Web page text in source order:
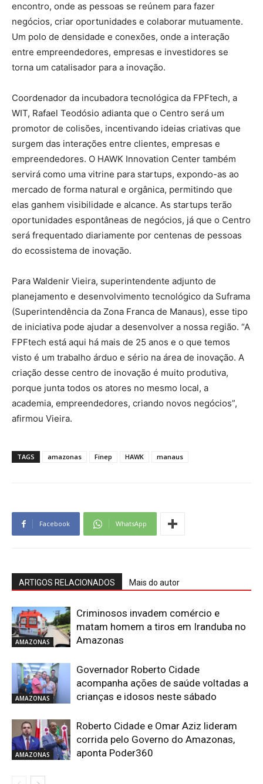
encontro, onde as pessoas se reúnem para fazer
negócios, criar oportunidades e colaborar mutuamente.
Um polo de densidade e conexões, onde a interação
entre empreendedores, empresas e investidores se
torna um catalisador para a inovação.
Coordenador da incubadora tecnológica da FPFtech, a
WIT, Rafael Teodósio adianta que o Centro será um
promotor de colisões, incentivando ideias criativas que
surgem das interações entre clientes, empresas e
empreendedores. O HAWK Innovation Center também
servirá como uma vitrine para startups, expondo-as ao
mercado de forma natural e orgânica, permitindo que
elas ganhem visibilidade e alcance. As startups terão
oportunidades espontâneas de negócios, já que o Centro
será frequentado diariamente por centenas de pessoas
do ecossistema de inovação.
Para Waldenir Vieira, superintendente adjunto de
planejamento e desenvolvimento tecnológico da Suframa
(Superintendência da Zona Franca de Manaus), esse tipo
de iniciativa pode ajudar a desenvolver a nossa região. “A
FPFtech está aqui há mais de 25 anos e o que temos
visto é um trabalho árduo e sério na área de inovação. A
criação desse centro de inovação é muito produtiva,
porque junta todos os atores no mesmo local, a
academia, empreendedores, criando novos negócios”,
afirmou Vieira.
TAGS amazonas Finep HAWK manaus
Facebook WhatsApp
ARTIGOS RELACIONADOS Mais do autor
AMAZONAS
Criminosos invadem comércio e
matam homem a tiros em Iranduba no
Amazonas
AMAZONAS
Governador Roberto Cidade
acompanha ações de saúde voltadas a
crianças e idosos neste sábado
AMAZONAS
Roberto Cidade e Omar Aziz lideram
corrida pelo Governo do Amazonas,
aponta Poder360